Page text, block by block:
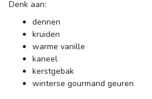
Denk aan:
dennen
kruiden
warme vanille
kaneel
kerstgebak
winterse gourmand geuren